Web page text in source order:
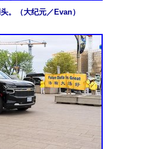
。（大纪元／Evan）